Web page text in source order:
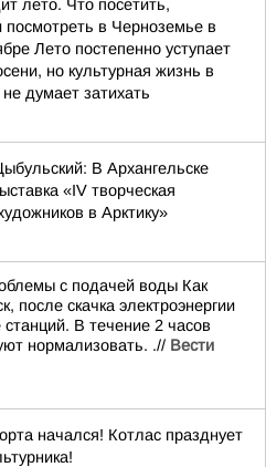
лето. Что посетить,
посмотреть в Черноземье в
Лето постепенно уступает
но культурная жизнь в
думает затихать
В Архангельске
«IV творческая
в Арктику»
с подачей воды Как
после скачка электроэнергии
В течение 2 часов
нормализовать. .// Вести
начался! Котлас празднует